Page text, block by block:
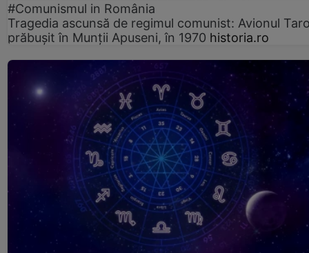
#Comunismul in România
Tragedia ascunsă de regimul comunist: Avionul
prăbușit în Munții Apuseni, în 1970 historia.ro